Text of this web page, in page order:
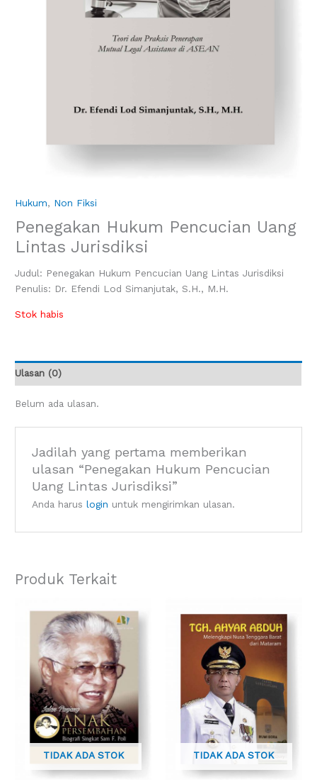
Hukum, Non Fiksi
Penegakan Hukum Pencucian Uang
Lintas Jurisdiksi
Judul: Penegakan Hukum Pencucian Uang Lintas Jurisdiksi
Penulis: Dr. Efendi Lod Simanjutak, S.H., M.H.
Stok habis
Ulasan (0)
Belum ada ulasan.
Jadilah yang pertama memberikan
ulasan “Penegakan Hukum Pencucian
Uang Lintas Jurisdiksi”
Anda harus login untuk mengirimkan ulasan.
Produk Terkait
TIDAK ADA STOK TIDAK ADA STOK